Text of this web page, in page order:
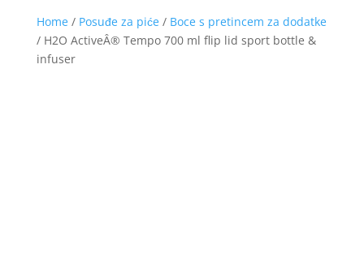
Home/ Posuđe za piće/ Boce s pretincem za dodatke
/ H2O ActiveÂ® Tempo 700 ml flip lid sport bottle &
infuser